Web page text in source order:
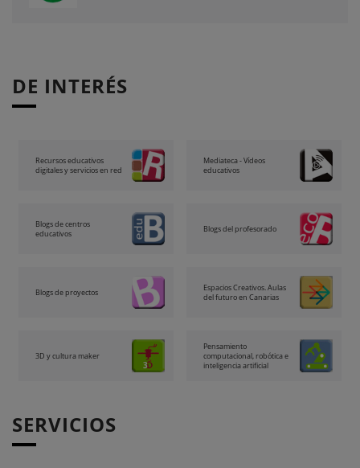
DE INTERÉS
Recursos educativos
digitales y servicios en red
Mediateca - Vídeos
educativos
Blogs de centros
educativos
Blogs del profesorado
Blogs de proyectos
Espacios Creativos. Aulas
del futuro en Canarias
3D y cultura maker
Pensamiento
computacional, robótica e
inteligencia artificial
SERVICIOS